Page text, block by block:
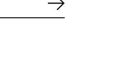
Abonneer